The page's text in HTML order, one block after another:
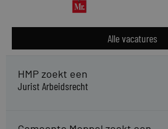
Alle vacatures
HMP zoekt een
Jurist Arbeidsrecht